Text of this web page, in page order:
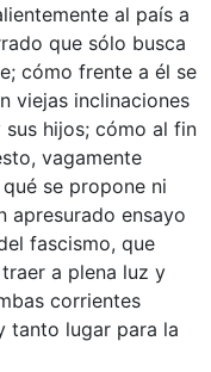
al país a
que sólo busca
cómo frente a él se
viejas inclinaciones
hijos; cómo al fin
vagamente
se propone ni
apresurado ensayo
fascismo, que
a plena luz y
corrientes
tanto lugar para la